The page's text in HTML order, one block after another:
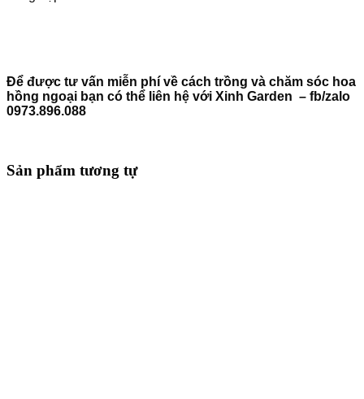
Để được tư vấn miễn phí về cách trồng và chăm sóc hoa
hồng ngoại bạn có thể liên hệ với Xinh Garden – fb/zalo
0973.896.088
Sản phẩm tương tự